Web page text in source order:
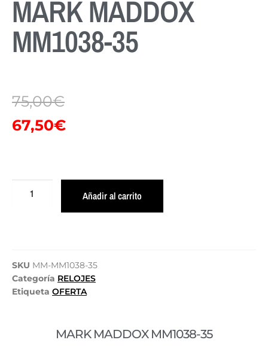
MARK MADDOX
MM1038-35
75,00€
67,50€
Añadir al carrito
SKU MM-MM1038-35
Categoría RELOJES
Etiqueta OFERTA
MARK MADDOX MM1038-35